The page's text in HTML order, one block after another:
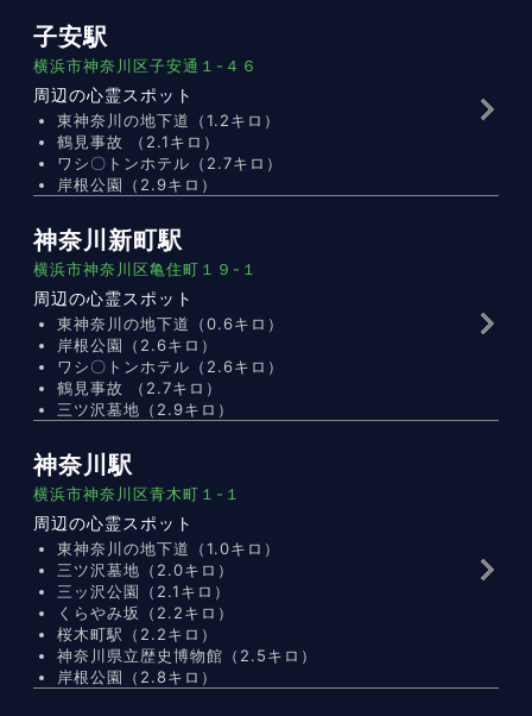
子安駅
横浜市神奈川区子安通１-４６
周辺の心霊スポット
東神奈川の地下道（1.2キロ）
鶴見事故 （2.1キロ）
ワシ〇トンホテル（2.7キロ）
岸根公園（2.9キロ）
神奈川新町駅
横浜市神奈川区亀住町１９-１
周辺の心霊スポット
東神奈川の地下道（0.6キロ）
岸根公園（2.6キロ）
ワシ〇トンホテル（2.6キロ）
鶴見事故 （2.7キロ）
三ツ沢墓地（2.9キロ）
神奈川駅
横浜市神奈川区青木町１-１
周辺の心霊スポット
東神奈川の地下道（1.0キロ）
三ツ沢墓地（2.0キロ）
三ッ沢公園（2.1キロ）
くらやみ坂（2.2キロ）
桜木町駅（2.2キロ）
神奈川県立歴史博物館（2.5キロ）
岸根公園（2.8キロ）